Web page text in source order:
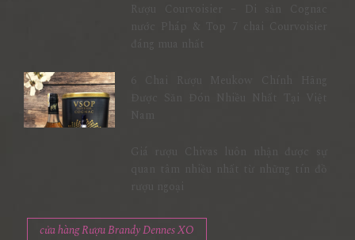
Rượu Courvoisier – Di sản Cognac
nước Pháp & Top 7 chai Courvoisier
cửa hàng Rượu Brandy Dennes XO